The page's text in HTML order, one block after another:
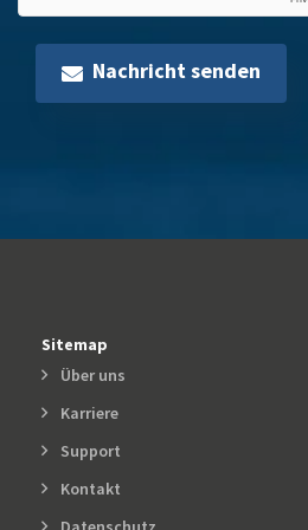
Nachricht senden
Sitemap
Über uns
Karriere
Support
Kontakt